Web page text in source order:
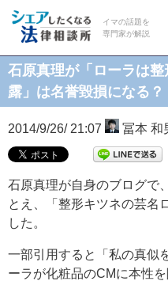
イマの話題を
専門家が解説
石原真理が「ローラは
露」は名誉毀損になる？
2014/9/26/ 21:07 冨本 和
石原真理が自身のブログで
とえ、「整形キツネの芸名
した。
一部引用すると「私の真似
ーラが化粧品のCMに本性